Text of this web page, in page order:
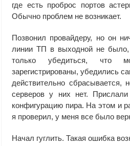
где есть проброс портов
Обычно проблем не возникает.
Позвонил провайдеру, но он
линии ТП в выходной не было,
только убедиться, что
зарегистрированы, убедились
действительно сбрасывается,
серверов у них нет.
конфигурацию пира. На этом и
я проверил, у меня все было
Начал гуглить. Такая ошибка